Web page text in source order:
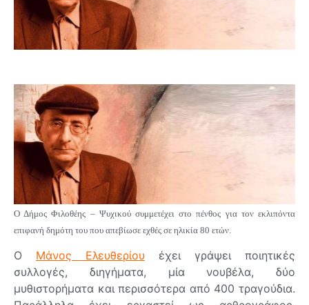
Ο Δήμος Φιλοθέης – Ψυχικού συμμετέχει στο πένθος για τον εκλιπόντα
επιφανή δημότη του που απεβίωσε εχθές σε ηλικία 80 ετών.
Ο Μάνος Ελευθερίου έχει γράψει ποιητικές
συλλογές, διηγήματα, μία νουβέλα, δύο
μυθιστορήματα και περισσότερα από 400 τραγούδια.